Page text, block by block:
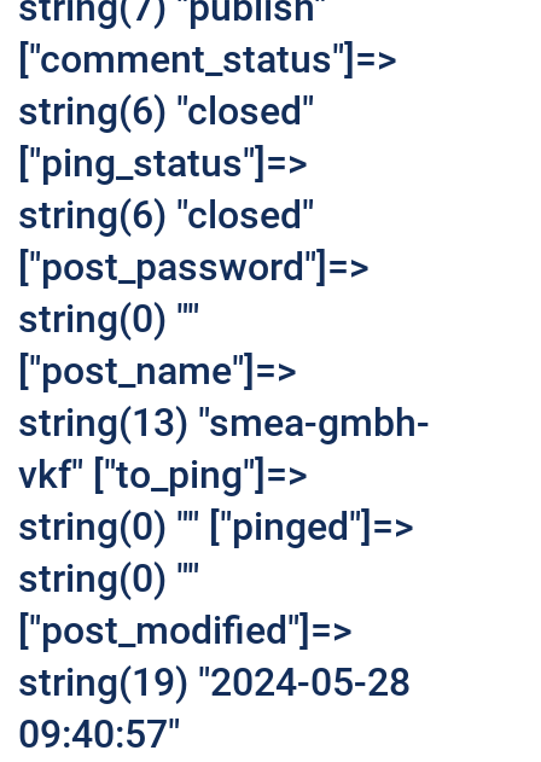
["comment_status"]=>
string(6) "closed"
["ping_status"]=>
string(6) "closed"
["post_password"]=>
string(0) ""
["post_name"]=>
string(13) "smea-gmbh-
vkf" ["to_ping"]=>
string(0) "" ["pinged"]=>
string(0) ""
["post_modified"]=>
string(19) "2024-05-28
09:40:57"